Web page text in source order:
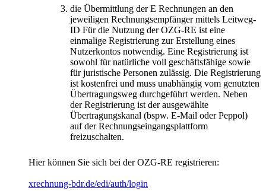
die Übermittlung der E Rechnungen an den
jeweiligen Rechnungsempfänger mittels Leitweg-
ID Für die Nutzung der OZG-RE ist eine
einmalige Registrierung zur Erstellung eines
Nutzerkontos notwendig. Eine Registrierung ist
sowohl für natürliche voll geschäftsfähige sowie
für juristische Personen zulässig. Die Registrierung
ist kostenfrei und muss unabhängig vom genutzten
Übertragungsweg durchgeführt werden. Neben
der Registrierung ist der ausgewählte
Übertragungskanal (bspw. E-Mail oder Peppol)
auf der Rechnungseingangsplattform
freizuschalten.
Hier können Sie sich bei der OZG-RE registrieren:
xrechnung-bdr.de/edi/auth/login